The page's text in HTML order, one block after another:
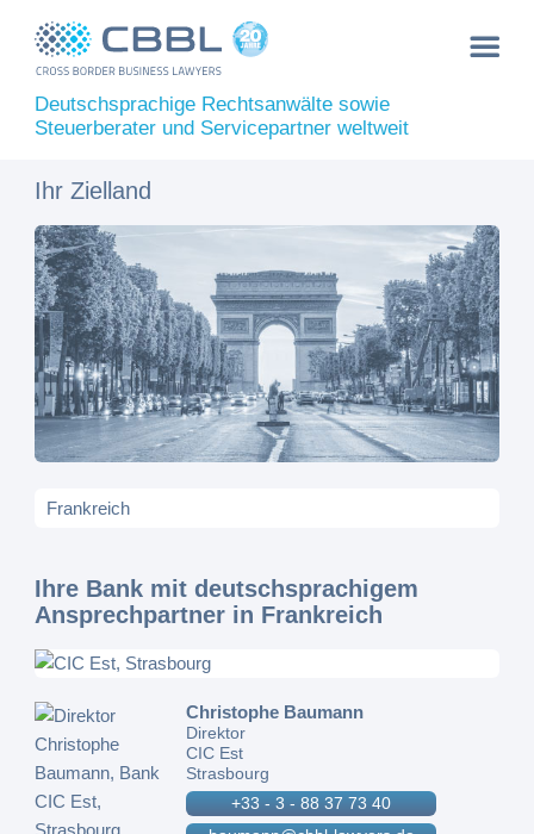
Deutschsprachige Rechtsanwälte sowie
Steuerberater und Servicepartner weltweit
Ihr Zielland
Ihre Bank mit deutschsprachigem
Ansprechpartner in Frankreich
Christophe Baumann
Direktor
CIC Est
Strasbourg
+33 - 3 - 88 37 73 40